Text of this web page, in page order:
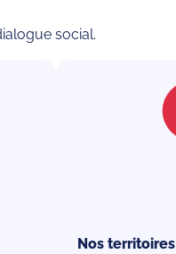
social.
Nos territoires